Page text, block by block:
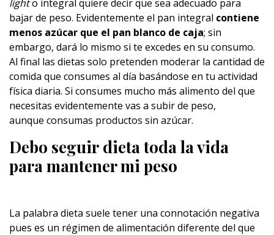
lighto integral quiere decir que sea adecuado para
bajar de peso. Evidentemente el pan integral contiene
menos azúcar que el pan blanco de caja; sin
embargo, dará lo mismo si te excedes en su consumo.
Al final las dietas solo pretenden moderar la cantidad de
comida que consumes al día basándose en tu actividad
física diaria. Si consumes mucho más alimento del que
necesitas evidentemente vas a subir de peso,
aunque consumas productos sin azúcar.
Debo seguir dieta toda la vida
para mantener mi peso
La palabra dieta suele tener una connotación negativa
pues es un régimen de alimentación diferente del que